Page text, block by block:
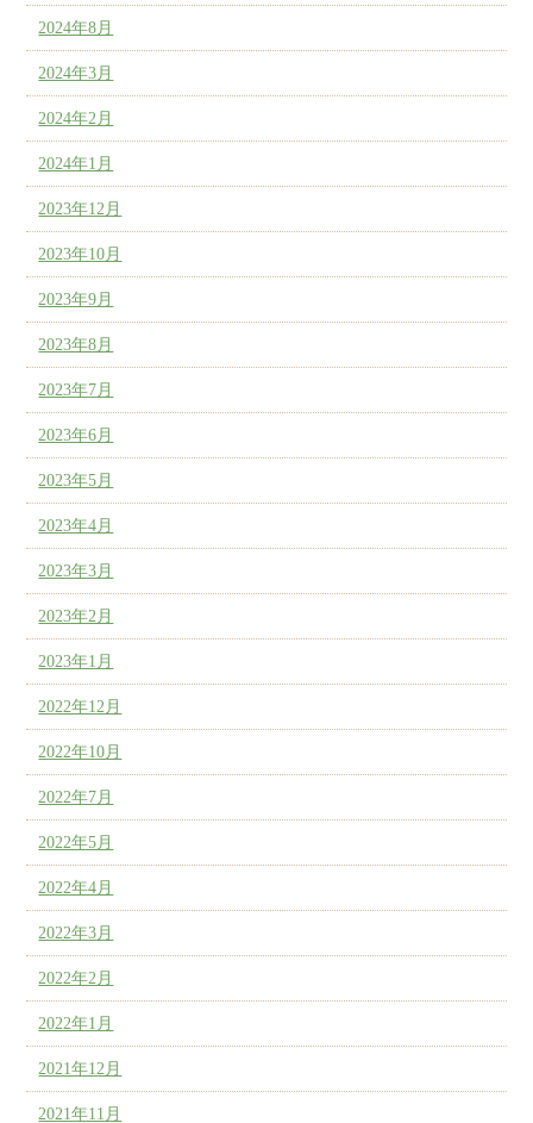
2024年8月
2024年3月
2024年2月
2024年1月
2023年12月
2023年10月
2023年9月
2023年8月
2023年7月
2023年6月
2023年5月
2023年4月
2023年3月
2023年2月
2023年1月
2022年12月
2022年10月
2022年7月
2022年5月
2022年4月
2022年3月
2022年2月
2022年1月
2021年12月
2021年11月